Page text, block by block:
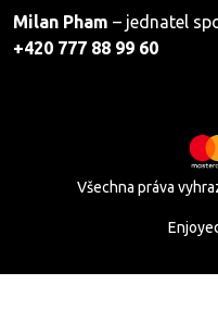
Milan Pham – jednatel
+420 777 88 99 60
Všechna práva